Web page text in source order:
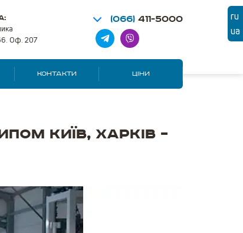
ru
ua
Оф. 207
(066) 411-5000
КОНТАКТИ ЦІНИ
Київ, Харків –